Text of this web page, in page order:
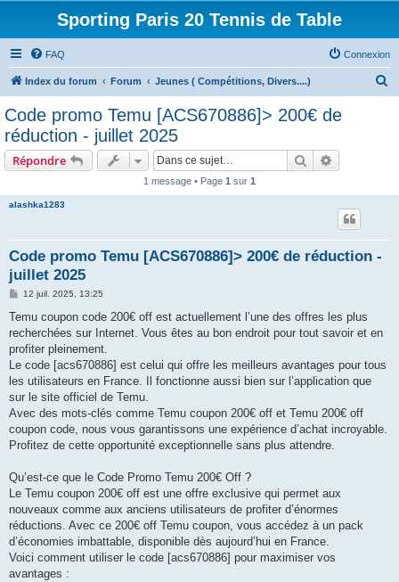
Sporting Paris 20 Tennis de Table
FAQ Connexion
Index du forum Forum Jeunes ( Compétitions, Divers....)
Code promo Temu [ACS670886]> 200€ de
réduction - juillet 2025
Répondre Rechercher
1 message • Page 1 sur 1
alashka1283
Code promo Temu [ACS670886]> 200€ de réduction -
juillet 2025
M
s
a
g
12 juil. 2025, 13:25
Temu coupon code 200€ off est actuellement l’une des offres les plus
recherchées sur Internet. Vous êtes au bon endroit pour tout savoir et en
profiter pleinement.
Le code [acs670886] est celui qui offre les meilleurs avantages pour tous
les utilisateurs en France. Il fonctionne aussi bien sur l’application que
sur le site officiel de Temu.
Avec des mots-clés comme Temu coupon 200€ off et Temu 200€ off
coupon code, nous vous garantissons une expérience d’achat incroyable.
Profitez de cette opportunité exceptionnelle sans plus attendre.
Qu’est-ce que le Code Promo Temu 200€ Off ?
Le Temu coupon 200€ off est une offre exclusive qui permet aux
nouveaux comme aux anciens utilisateurs de profiter d’énormes
réductions. Avec ce 200€ off Temu coupon, vous accédez à un pack
d’économies imbattable, disponible dès aujourd’hui en France.
Voici comment utiliser le code [acs670886] pour maximiser vos
avantages :